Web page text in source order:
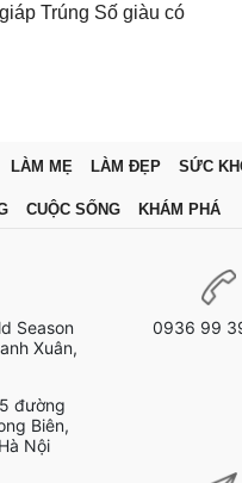
giáp Trúng Số giàu có
LÀM MẸ LÀM ĐẸP SỨC
CUỘC SỐNG KHÁM PHÁ
Season
Xuân,
đường
Biên,
Nội
0936 99